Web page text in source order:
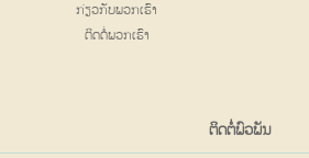
ກ່ຽວກັບພວກເຮົາ
ຕິດຕໍ່ພວກເຮົາ
ຕິດຕໍ່ພົວພັນ